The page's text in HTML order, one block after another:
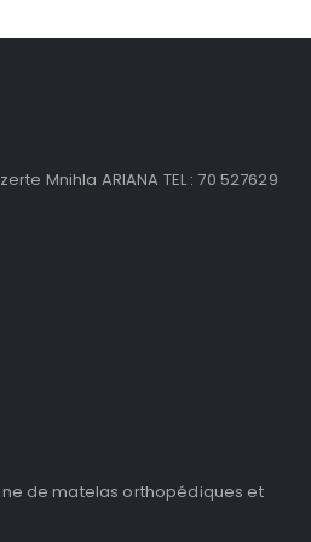
du
du
Mnihla ARIANA TEL : 70 527629
de matelas orthopédiques et